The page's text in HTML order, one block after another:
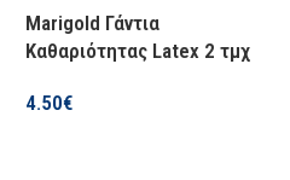
ΔΙΑΘΕΣΙΜΌΤΗΤΑ
Σε απόθεμα
Marigold Γάντια
Καθαριότητας Latex 2 τμχ
4.50€